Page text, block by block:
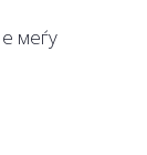
меѓу